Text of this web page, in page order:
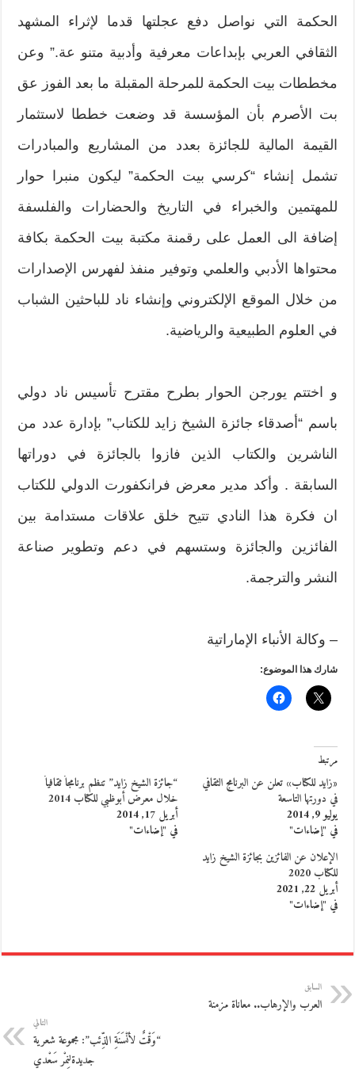
الحكمة التي نواصل دفع عجلتها قدما لإثراء المشهد
الثقافي العربي بإبداعات معرفية وأدبية متنو عة.” وعن
مخططات بيت الحكمة للمرحلة المقبلة ما بعد الفوز عق
بت الأصرم بأن المؤسسة قد وضعت خططا لاستثمار
القيمة المالية للجائزة بعدد من المشاريع والمبادرات
تشمل إنشاء “كرسي بيت الحكمة” ليكون منبرا حوار
للمهتمين والخبراء في التاريخ والحضارات والفلسفة
إضافة الى العمل على رقمنة مكتبة بيت الحكمة بكافة
محتواها الأدبي والعلمي وتوفير منفذ لفهرس الإصدارات
من خلال الموقع الإلكتروني وإنشاء ناد للباحثين الشباب
في العلوم الطبيعية والرياضية.
و اختتم يورجن الحوار بطرح مقترح تأسيس ناد دولي
باسم “أصدقاء جائزة الشيخ زايد للكتاب” بإدارة عدد من
الناشرين والكتاب الذين فازوا بالجائزة في دوراتها
السابقة . وأكد مدير معرض فرانكفورت الدولي للكتاب
ان فكرة هذا النادي تتيح خلق علاقات مستدامة بين
الفائزين والجائزة وستسهم في دعم وتطوير صناعة
النشر والترجمة.
– وكالة الأنباء الإماراتية
شارك هذا الموضوع:
مرتبط
«زايد للكتاب» تعلن عن البرنامج الثقافي
في دورتها التاسعة
يوليو 9, 2014
في "إضاءات"
“جائزة الشيخ زايد” تنظم برنامجاً ثقافياً
خلال معرض أبوظبي للكتاب 2014
أبريل 17, 2014
في "إضاءات"
الإعلان عن الفائزين بجائزة الشيخ زايد
للكتاب 2020
أبريل 22, 2021
في "إضاءات"
السابق
العرب والإرهاب.. معاناة مزمنة
التالي
“وَقْتٌ لأنْسَنَةِ الذِّئب”: مجموعة شعرية
جديدةلنِمْر سَعْدي